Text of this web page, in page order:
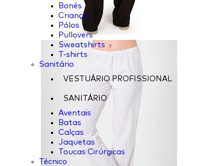
Bonés
Criança
Pólos
Pullovers
Sweatshirts
T-shirts
Sanitário
VESTUÁRIO PROFISSIONAL
SANITÁRIO
Aventais
Batas
Calças
Jaquetas
Toucas Cirúrgicas
Técnico